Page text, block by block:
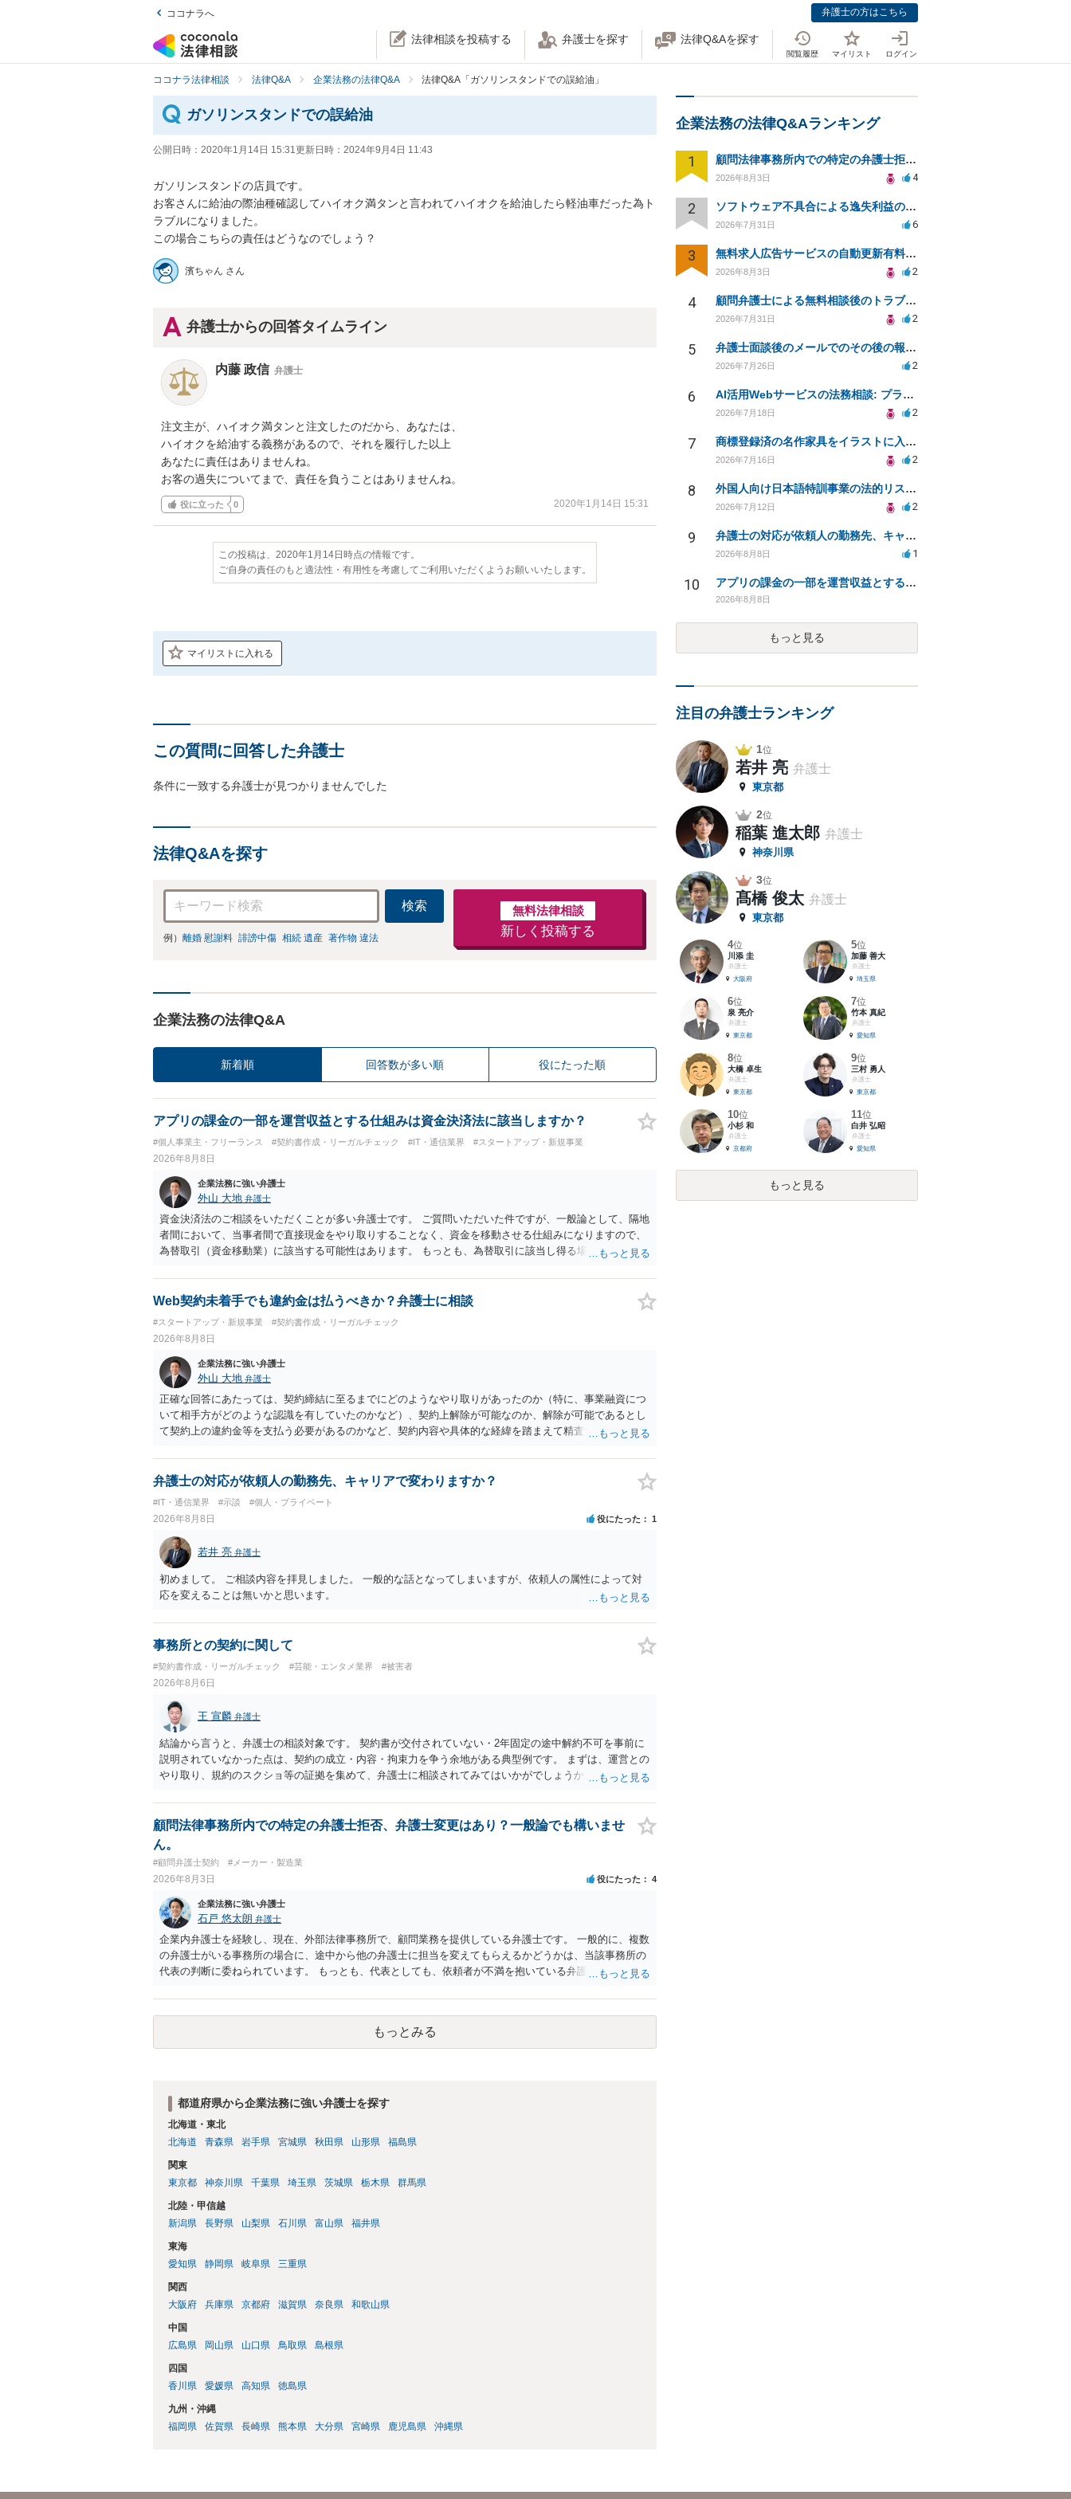
ココナラへ 弁護士の方はこちら
法律相談を投稿する 弁護士を探す 法律Q&Aを探す
閲覧履歴 マイリスト ログイン
ココナラ法律相談 法律Q&A 企業法務の法律Q&A 法律Q&A「ガソリンスタンドでの誤給油」
ガソリンスタンドでの誤給油
公開日時： 2020年1月14日 15:31更新日時： 2024年9月4日 11:43
ガソリンスタンドの店員です。
お客さんに給油の際油種確認してハイオク満タンと言われてハイオクを給油したら軽油車だった為ト
ラブルになりました。
この場合こちらの責任はどうなのでしょう？
濱ちゃん さん
弁護士からの回答タイムライン
内藤 政信 弁護士
注文主が、ハイオク満タンと注文したのだから、あなたは、
ハイオクを給油する義務があるので、それを履行した以上
あなたに責任はありませんね。
お客の過失についてまで、責任を負うことはありませんね。
役に立った 0 2020年1月14日 15:31
この投稿は、2020年1月14日時点の情報です。
ご自身の責任のもと適法性・有用性を考慮してご利用いただくようお願いいたします。
マイリストに入れる
この質問に回答した弁護士
条件に一致する弁護士が見つかりませんでした
法律Q&Aを探す
検索
例） 離婚 慰謝料 誹謗中傷 相続 遺産 著作物 違法
無料法律相談
新しく投稿する
企業法務の法律Q&A
新着順 回答数が多い順 役にたった順
アプリの課金の一部を運営収益とする仕組みは資金決済法に該当しますか？
#個人事業主・フリーランス #契約書作成・リーガルチェック #IT・通信業界 #スタートアップ・新規事業
2026年8月8日
企業法務に強い弁護士
外山 大地 弁護士
資金決済法のご相談をいただくことが多い弁護士です。 ご質問いただいた件ですが、一般論として、隔地
者間において、当事者間で直接現金をやり取りすることなく、資金を移動させる仕組みになりますので、
為替取引（資金移動業）に該当する可能性はあります。 もっとも、為替取引に該当し得る場合であって
に「利用者から資金を受け取り、寄付団体に送金する」という資金の流れだけで判断することはできず、
アプリの仕組みが利用者と寄付団体をつなぐプラットフォームとしてどのように位置付けられるのか、利
れているのかなど、具体的なサービスの座組を踏まえて検討する必要があります。 そのため、現在検討さ
れているアプリについて、資金移動業に該当する可能性があるか、また、該当する場合にどのようなサー
ビス設計にすれば資金移動業に該当しない形（収納代行など）で運用できるかについては、具体的なサー
ビスの仕組みを確認した上で、個別に弁護士へご相談いただくことをお勧めいたします。
Web契約未着手でも違約金は払うべきか？弁護士に相談
#スタートアップ・新規事業 #契約書作成・リーガルチェック
2026年8月8日
企業法務に強い弁護士
外山 大地 弁護士
正確な回答にあたっては、契約締結に至るまでにどのようなやり取りがあったのか（特に、事業融資につ
いて相手方がどのような認識を有していたのかなど）、契約上解除が可能なのか、解除が可能であるとし
て契約上の違約金等を支払う必要があるのかなど、契約内容や具体的な経緯を踏まえて精査する必要がご
検討いただければと存じます。
弁護士の対応が依頼人の勤務先、キャリアで変わりますか？
#IT・通信業界 #示談 #個人・プライベート
2026年8月8日 役にたった 1
若井 亮 弁護士
初めまして。 ご相談内容を拝見しました。 一般的な話となってしまいますが、依頼人の属性によって対
応を変えることは無いかと思います。
事務所との契約に関して
#契約書作成・リーガルチェック #芸能・エンタメ業界 #被害者
2026年8月6日
王 宣麟 弁護士
結論から言うと、弁護士の相談対象です。 契約書が交付されていない・2年固定の途中解約不可を事前に
説明されていなかった点は、契約の成立・内容・拘束力を争う余地がある典型例です。 まずは、運営との
やり取り、規約のスクショ等の証拠を集めて、弁護士に相談されてみてはいかがでしょうか。 また同時並
顧問法律事務所内での特定の弁護士拒否、弁護士変更はあり？一般論でも構いませ
ん。
#顧問弁護士契約 #メーカー・製造業
2026年8月3日 役にたった 4
企業法務に強い弁護士
石戸 悠太朗 弁護士
企業内弁護士を経験し、現在、外部法律事務所で、顧問業務を提供している弁護士です。 一般的に、複数
の弁護士がいる事務所の場合に、途中から他の弁護士に担当を変えてもらえるかどうかは、当該事務所の
代表の判断に委ねられています。 もっとも、代表としても、依頼者が不満を抱いている弁護士を担当にす
れない場合は、他の弁護士の担当案件が一般で担当を変えられないなどの事情があるかと思います。 担当
弁護士が変わらず、仕事内容も改善されない場合には、決済権限を持つ上司に相談し、顧問契約自体を見
もっとみる
都道府県から企業法務に強い弁護士を探す
北海道・東北
北海道
青森県 岩手県 宮城県 秋田県 山形県 福島県
関東
東京都
神奈川県 千葉県 埼玉県 茨城県 栃木県 群馬県
北陸・甲信越
新潟県
長野県 山梨県 石川県 富山県 福井県
東海
愛知県
静岡県 岐阜県 三重県
関西
大阪府
兵庫県 京都府 滋賀県 奈良県 和歌山県
中国
広島県
岡山県 山口県 鳥取県 島根県
四国
香川県
愛媛県 高知県 徳島県
九州・沖縄
福岡県
佐賀県 長崎県 熊本県 大分県 宮崎県 鹿児島県 沖縄県
企業法務の法律Q&Aランキング
1 顧問法律事務所内での特定の弁護士拒否、弁護士変更はあり？一般論でも構いません。
2026年8月3日 4
2 ソフトウェア不具合による逸失利益の損害賠償対応について相談
2026年7月31日 6
3 無料求人広告サービスの自動更新有料化に関する法的対策は？
2026年8月3日 2
4 顧問弁護士による無料相談後のトラブルを防ぐ契約は？
2026年7月31日 2
5 弁護士面談後のメールでのその後の報告は無料になるが、弁護士として興味ありますか？
2026年7月26日 2
6 AI活用Webサービスの法務相談: プライバシーや未成年対応など
2026年7月18日 2
7 商標登録済の名作家具をイラストに入れて販売するのは違法でしょうか
2026年7月16日 2
8 外国人向け日本語特訓事業の法的リスクと対策について教えてください
2026年7月12日 2
9 弁護士の対応が依頼人の勤務先、キャリアで変わりますか？
2026年8月8日 1
10 アプリの課金の一部を運営収益とする仕組みは資金決済法に該当しますか？
2026年8月8日
もっと見る
注目の弁護士ランキング
1位
若井 亮 弁護士
東京都
2位
稲葉 進太郎 弁護士
神奈川県
3位
髙橋 俊太 弁護士
東京都
4位
川添 圭
弁護士
大阪府
5位
加藤 善大
弁護士
埼玉県
6位
泉 亮介
弁護士
東京都
7位
竹本 真紀
弁護士
愛知県
8位
大橋 卓生
弁護士
東京都
9位
三村 勇人
弁護士
東京都
10位
小杉 和
弁護士
京都府
11位
白井 弘昭
弁護士
愛知県
もっと見る